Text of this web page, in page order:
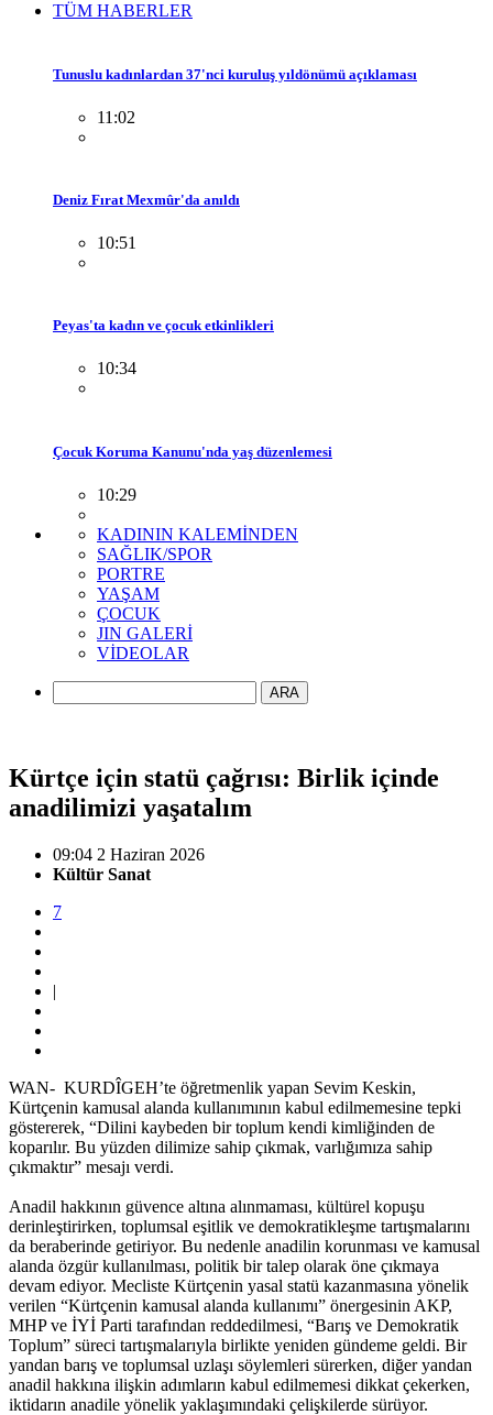
TÜM HABERLER
Tunuslu kadınlardan 37'nci kuruluş yıldönümü açıklaması
11:02
Deniz Fırat Mexmûr'da anıldı
10:51
Peyas'ta kadın ve çocuk etkinlikleri
10:34
Çocuk Koruma Kanunu'nda yaş düzenlemesi
10:29
KADININ KALEMİNDEN
SAĞLIK/SPOR
PORTRE
YAŞAM
ÇOCUK
JIN GALERİ
VİDEOLAR
ARA
Kürtçe için statü çağrısı: Birlik içinde
anadilimizi yaşatalım
09:04 2 Haziran 2026
Kültür Sanat
7
|
WAN- KURDÎGEH’te öğretmenlik yapan Sevim Keskin,
Kürtçenin kamusal alanda kullanımının kabul edilmemesine tepki
göstererek, “Dilini kaybeden bir toplum kendi kimliğinden de
koparılır. Bu yüzden dilimize sahip çıkmak, varlığımıza sahip
çıkmaktır” mesajı verdi.
Anadil hakkının güvence altına alınmaması, kültürel kopuşu
derinleştirirken, toplumsal eşitlik ve demokratikleşme tartışmalarını
da beraberinde getiriyor. Bu nedenle anadilin korunması ve kamusal
alanda özgür kullanılması, politik bir talep olarak öne çıkmaya
devam ediyor. Mecliste Kürtçenin yasal statü kazanmasına yönelik
verilen “Kürtçenin kamusal alanda kullanımı” önergesinin AKP,
MHP ve İYİ Parti tarafından reddedilmesi, “Barış ve Demokratik
Toplum” süreci tartışmalarıyla birlikte yeniden gündeme geldi. Bir
yandan barış ve toplumsal uzlaşı söylemleri sürerken, diğer yandan
anadil hakkına ilişkin adımların kabul edilmemesi dikkat çekerken,
iktidarın anadile yönelik yaklaşımındaki çelişkilerde sürüyor.